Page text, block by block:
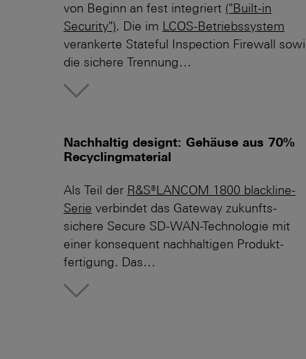
von Beginn an fest integriert ("Built-in
Security"). Die im LCOS-Betriebssystem
verankerte Stateful Inspection Firewall
die sichere Trennung…
More
Nachhaltig designt: Gehäuse aus 70%
Recyclingmaterial
Als Teil der R&S®LANCOM 1800 blackline-
Serie verbindet das Gateway zukunfts­
sichere Secure SD-WAN-Technologie mit
einer konsequent nachhaltigen Produkt­
fertigung. Das…
More